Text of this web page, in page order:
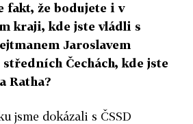
fakt, že bodujete i v
kraji, kde jste vládli s
Jaroslavem
středních Čechách, kde jste
Ratha?
jsme dokázali s ČSSD